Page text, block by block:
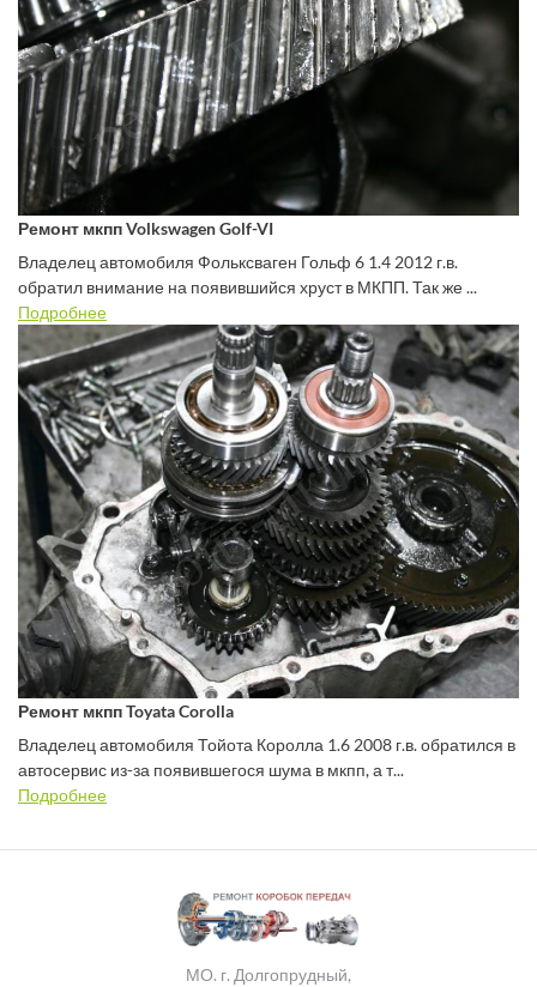
Ремонт мкпп Volkswagen Golf-VI
Владелец автомобиля Фольксваген Гольф 6 1.4 2012 г.в.
обратил внимание на появившийся хруст в МКПП. Так же ...
Подробнее
Ремонт мкпп Toyata Corolla
Владелец автомобиля Тойота Королла 1.6 2008 г.в. обратился в
автосервис из-за появившегося шума в мкпп, а т...
Подробнее
МО. г. Долгопрудный,